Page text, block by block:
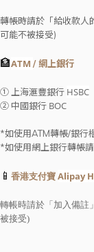
轉帳時請於「給收款人
可能不被接受)
🏦ATM / 網上銀行
① 上海滙豐銀行 HSBC
② 中國銀行 BOC
*如使用ATM轉帳/銀行
*如使用網上銀行轉帳
📱 香港支付寶 Alipay
轉帳時請於「加入備註
被接受)